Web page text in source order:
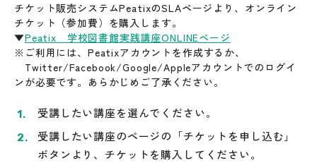
チケット販売システムPeatixのSLAページより、オンライン
チケット（参加費）を購入します。
▼Peatix 学校図書館実践講座ONLINEページ
※ご利用には、Peatixアカウントを作成するか、
Twitter/Facebook/Google/Appleアカウントでのログイ
ンが必要です。あらかじめご了承ください。
受講したい講座を選んでください。
受講したい講座のページの「チケットを申し込む」
ボタンより、チケットを購入してください。